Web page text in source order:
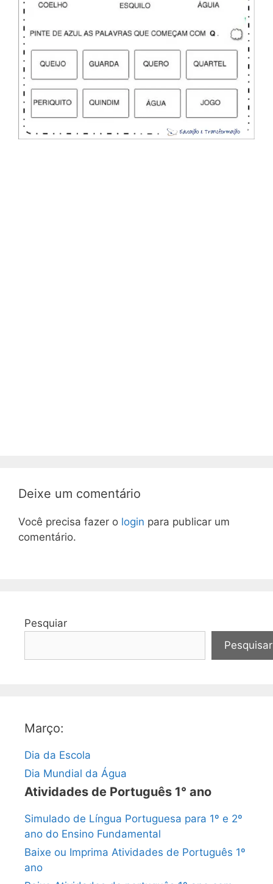
Deixe um comentário
Você precisa fazer o login para publicar um
comentário.
Pesquiar
Pesquisar
Março:
Dia da Escola
Dia Mundial da Água
Atividades de Português 1° ano
Simulado de Língua Portuguesa para 1º e 2º
ano do Ensino Fundamental
Baixe ou Imprima Atividades de Português 1º
ano